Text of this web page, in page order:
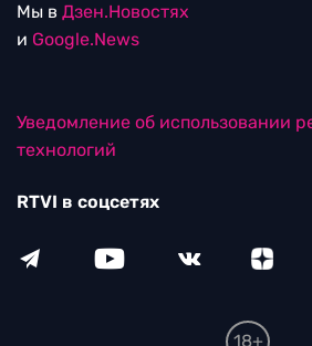
Мы в Дзен.Новостях
и Google.News
Уведомление об использовании
технологий
RTVI в соцсетях
18+